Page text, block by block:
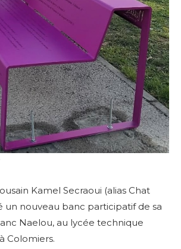
Kamel Secraoui (alias Chat
un nouveau banc participatif de sa
Naelou, au lycée technique
Colomiers.